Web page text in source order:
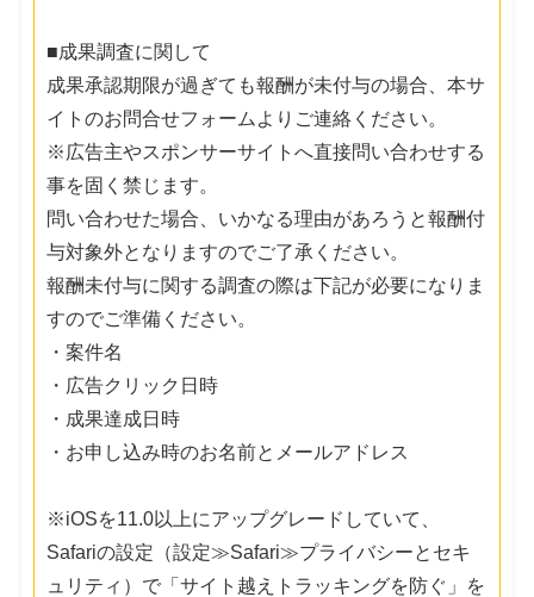
■成果調査に関して
成果承認期限が過ぎても報酬が未付与の場合、本サ
イトのお問合せフォームよりご連絡ください。
※広告主やスポンサーサイトへ直接問い合わせする
事を固く禁じます。
問い合わせた場合、いかなる理由があろうと報酬付
与対象外となりますのでご了承ください。
報酬未付与に関する調査の際は下記が必要になりま
すのでご準備ください。
・案件名
・広告クリック日時
・成果達成日時
・お申し込み時のお名前とメールアドレス
※iOSを11.0以上にアップグレードしていて、
Safariの設定（設定≫Safari≫プライバシーとセキ
ュリティ）で「サイト越えトラッキングを防ぐ」を